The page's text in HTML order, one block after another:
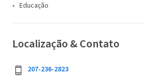
Educação
Localização & Contato
207-236-2823